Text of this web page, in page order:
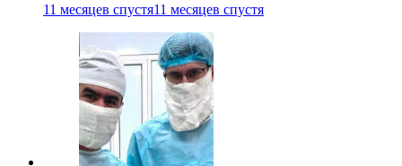
11 месяцев спустя11 месяцев спустя